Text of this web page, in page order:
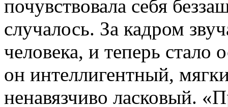
почувствовала себя
случалось. За кадром
человека, и теперь
он интеллигентный,
ненавязчиво ласковый.